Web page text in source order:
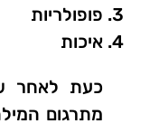
פופולריות
איכות
כעת לאחר
מתרגום